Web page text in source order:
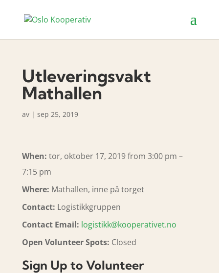
Utleveringsvakt
Mathallen
av | sep 25, 2019
When: tor, oktober 17, 2019 from 3:00 pm –
7:15 pm
Where: Mathallen, inne på torget
Contact: Logistikkgruppen
Contact Email: logistikk@kooperativet.no
Open Volunteer Spots: Closed
Sign Up to Volunteer